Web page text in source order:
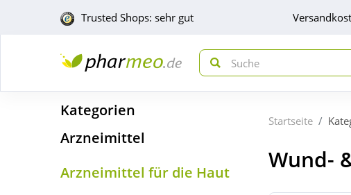
Trusted Shops: sehr gut
Kategorien
Arzneimittel
Arzneimittel für die Haut
Startseite
Wund-